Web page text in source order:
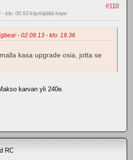
#110
- klo: 00.53 käyttäjältä kepe
- 02.08.13 - klo: 19.36
kasa upgrade osia, jotta se
karvan yli 240e.
RC